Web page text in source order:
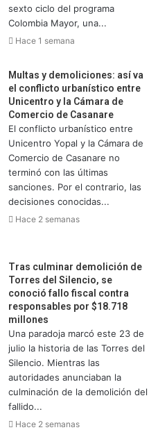
sexto ciclo del programa
Colombia Mayor, una...
Hace 1 semana
Multas y demoliciones: así va
el conflicto urbanístico entre
Unicentro y la Cámara de
Comercio de Casanare
El conflicto urbanístico entre
Unicentro Yopal y la Cámara de
Comercio de Casanare no
terminó con las últimas
sanciones. Por el contrario, las
decisiones conocidas...
Hace 2 semanas
Tras culminar demolición de
Torres del Silencio, se
conoció fallo fiscal contra
responsables por $18.718
millones
Una paradoja marcó este 23 de
julio la historia de las Torres del
Silencio. Mientras las
autoridades anunciaban la
culminación de la demolición del
fallido...
Hace 2 semanas